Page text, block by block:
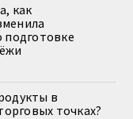
как
подготовке
в
точках?